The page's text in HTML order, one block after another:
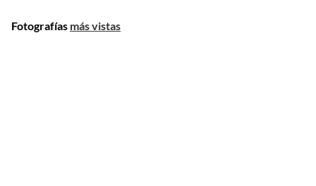
Fotografías más vistas